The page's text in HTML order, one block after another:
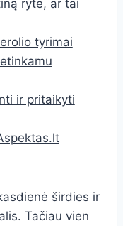
ryte, ar tai
tyrimai
ir pritaikyti
širdies ir
Tačiau vien